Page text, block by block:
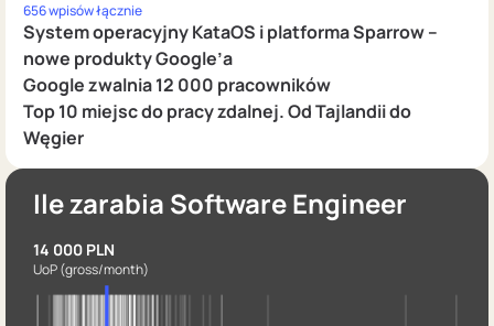
656 wpisów łącznie
System operacyjny KataOS i platforma Sparrow –
nowe produkty Google’a
Google zwalnia 12 000 pracowników
Top 10 miejsc do pracy zdalnej. Od Tajlandii do
Węgier
Ile zarabia Software Engineer
14 000 PLN
UoP(gross/month)